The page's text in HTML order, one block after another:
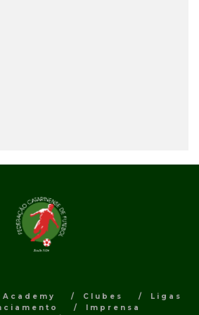
Academy Clubes
Ligas
Imprensa